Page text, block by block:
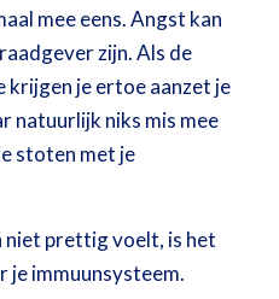
mee eens. Angst kan
zijn. Als de
je ertoe aanzet je
natuurlijk niks mis mee
stoten met je
prettig voelt, is het
je immuunsysteem.